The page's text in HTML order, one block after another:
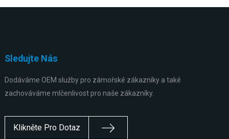
Sledujte Nás
Dodáváme OEM služby pro zámořské zákazníky a také
zachováváme mlčenlivost pro naše zákazníky.
Klikněte Pro Dotaz